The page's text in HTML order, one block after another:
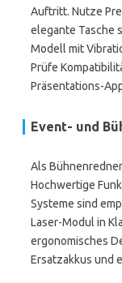
Auftritt. Nutze
elegante Tasche
Modell mit
Prüfe
Präsentations-
Event- und
Als
Hochwertige
Systeme sind
Laser-Modul in
ergonomisches
Ersatzakkus und